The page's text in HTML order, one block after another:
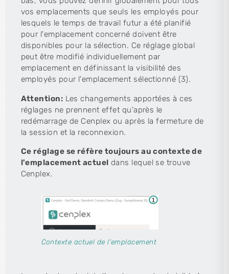
vos emplacements que seuls les employés pour
lesquels le temps de travail futur a été planifié
pour l'emplacement concerné doivent être
disponibles pour la sélection. Ce réglage global
peut être modifié individuellement par
emplacement en définissant la visibilité des
employés pour l'emplacement sélectionné (3).
Attention: Les changements apportées à ces
réglages ne prennent effet qu'après le
redémarrage de Cenplex ou après la fermeture de
la session et la reconnexion.
Ce réglage se réfère toujours au contexte de
l'emplacement actuel dans lequel se trouve
Cenplex.
Contexte actuel de l'emplacement